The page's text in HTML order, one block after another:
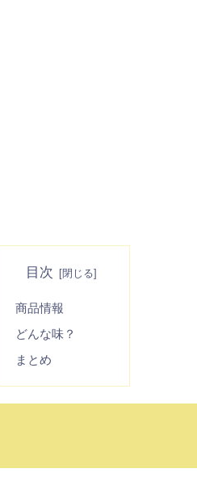
目次
商品情報
どんな味？
まとめ